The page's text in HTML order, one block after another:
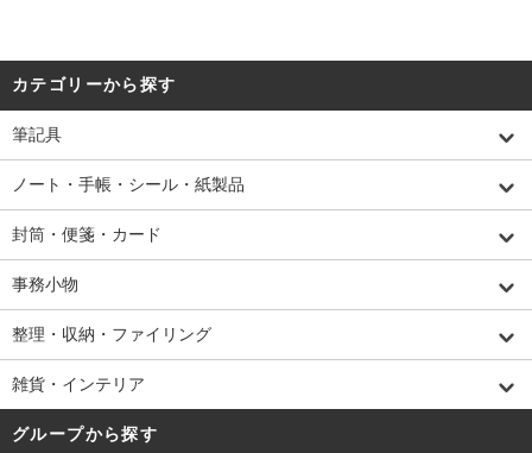
カテゴリーから探す
筆記具
ノート・手帳・シール・紙製品
封筒・便箋・カード
事務小物
整理・収納・ファイリング
雑貨・インテリア
グループから探す